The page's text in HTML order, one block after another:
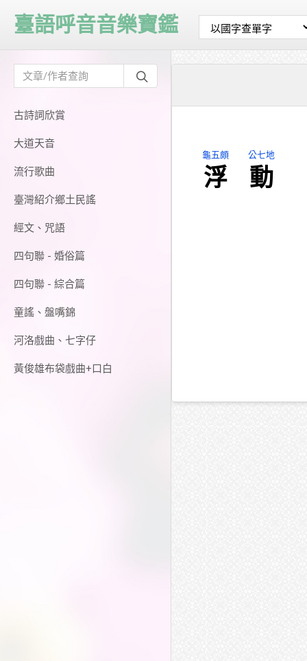
古詩詞欣賞
大道天音
流行歌曲
臺灣紹介鄉土民謠
經文、咒語
四句聯 - 婚俗篇
四句聯 - 綜合篇
童謠、盤嘴錦
河洛戲曲、七字仔
黃俊雄布袋戲曲+口白
臺語呼音音樂寶鑑
龜五頗
浮
公七地
動